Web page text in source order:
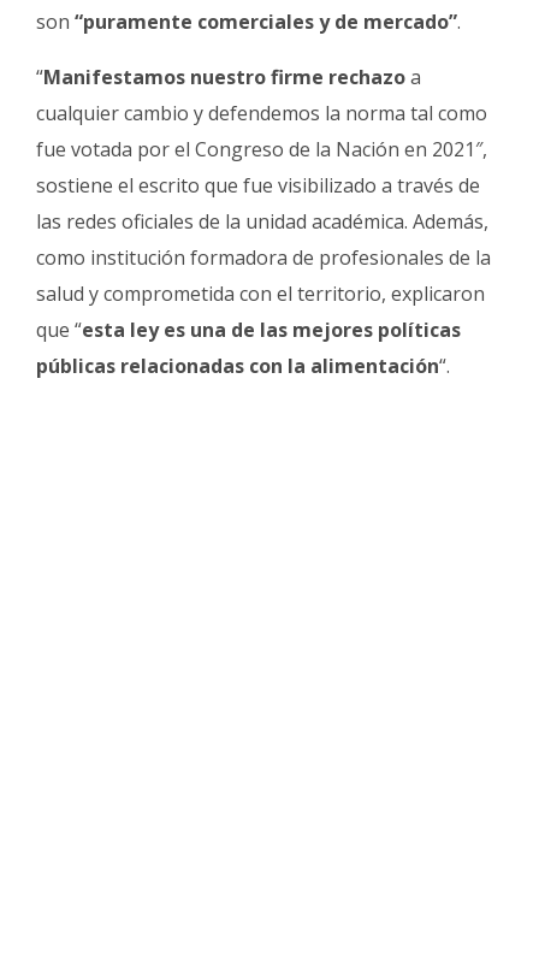
son “puramente comerciales y de mercado”.
“Manifestamos nuestro firme rechazoa
cualquier cambio y defendemos la norma tal como
fue votada por el Congreso de la Nación en 2021″,
sostiene el escrito que fue visibilizado a través de
las redes oficiales de la unidad académica. Además,
como institución formadora de profesionales de la
salud y comprometida con el territorio, explicaron
que “esta ley es una de las mejores políticas
públicas relacionadas con la alimentación“.